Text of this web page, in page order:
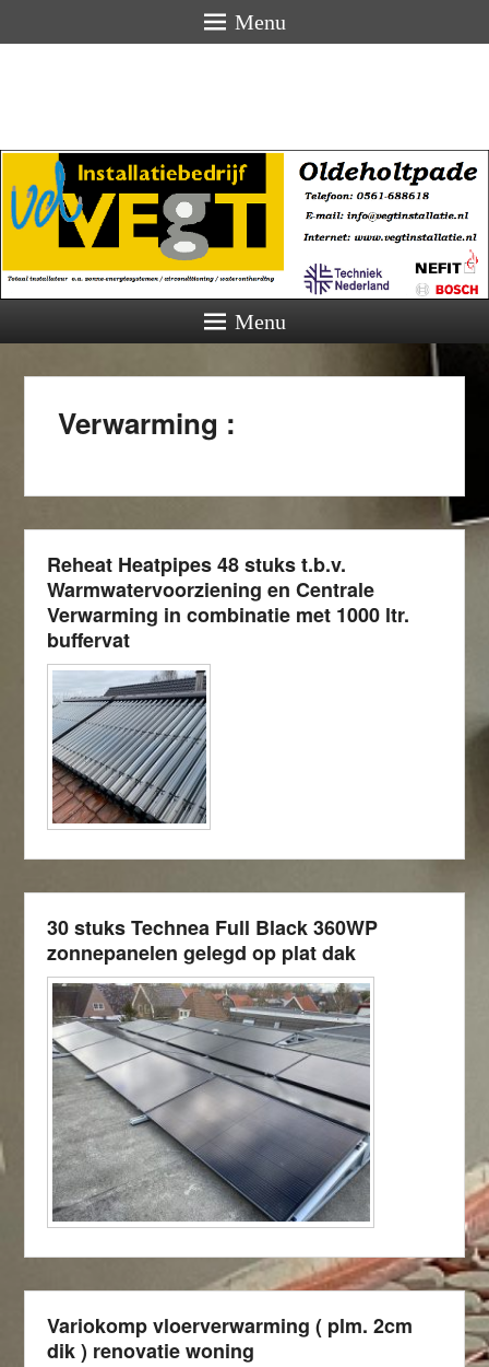
Menu
Menu
Verwarming :
Reheat Heatpipes 48 stuks t.b.v.
Warmwatervoorziening en Centrale
Verwarming in combinatie met 1000 ltr.
buffervat
30 stuks Technea Full Black 360WP
zonnepanelen gelegd op plat dak
Variokomp vloerverwarming ( plm. 2cm
dik ) renovatie woning